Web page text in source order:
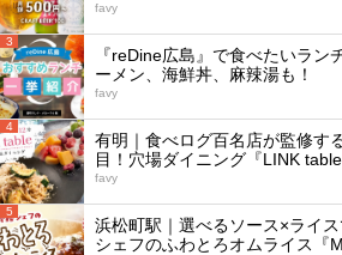
favy
3
『reDine広島』で食べたいラン
ーメン、海鮮丼、麻辣湯も！
favy
4
有明｜食べログ百名店が監修す
目！穴場ダイニング『LINK table
favy
5
浜松町駅｜選べるソース×ライ
シェフのふわとろオムライス『